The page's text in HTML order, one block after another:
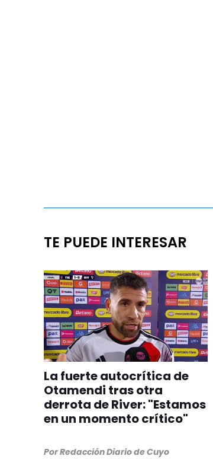
TE PUEDE INTERESAR
La fuerte autocrítica de
Otamendi tras otra
derrota de River: "Estamos
en un momento crítico"
PorRedacción Diario de Cuyo